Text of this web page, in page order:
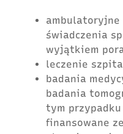
ambulatoryjne
świadczenia
wyjątkiem
leczenie
badania
badania
tym
finansowane